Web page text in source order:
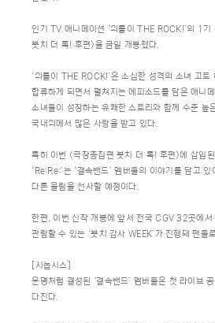
인기 TV 애니메이션 ‘외톨이 THE ROCK!’의 1기
봇치 더 록! 후편>을 금일 개봉했다.
‘외톨이 THE ROCK!’은 소심한 성격의 소녀 고토
합류하게 되면서 펼쳐지는 에피소드를 담은 애니
소녀들이 성장하는 유쾌한 스토리와 함께 수준 높
국내외에서 많은 사랑을 받고 있다.
특히 이번 <극장총집편 봇치 더 록! 후편>에 삽입된
‘Re:Re:’는 ‘결속밴드’ 멤버들의 이야기를 담고
다른 울림을 선사할 예정이다.
한편, 이번 신작 개봉에 앞서 전국 CGV 32곳에서
관람할 수 있는 ‘봇치 감사 WEEK’가 진행돼 팬들
[시놉시스]
운명처럼 결성된 ‘결속밴드’ 멤버들은 첫 라이브
다진다.